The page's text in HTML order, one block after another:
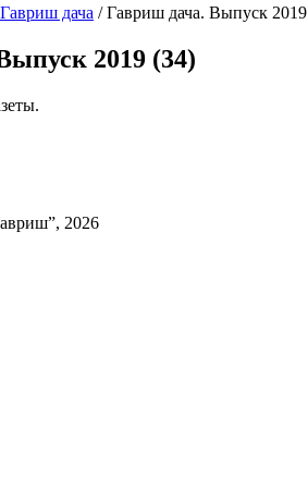
Гавриш дача /Гавриш дача. Выпуск
2019 (34)
2026